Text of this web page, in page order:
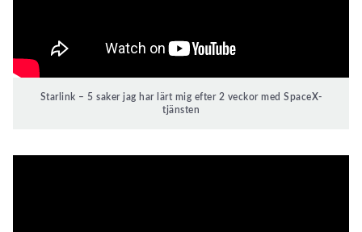
Starlink – 5 saker jag har lärt mig efter 2 veckor med SpaceX-
tjänsten